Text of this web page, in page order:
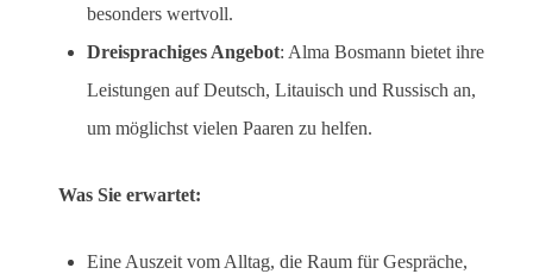
besonders wertvoll.
Dreisprachiges Angebot: Alma Bosmann bietet ihre
Leistungen auf Deutsch, Litauisch und Russisch an,
um möglichst vielen Paaren zu helfen.
Was Sie erwartet:
Eine Auszeit vom Alltag, die Raum für Gespräche,